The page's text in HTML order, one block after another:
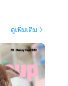
ดูเพิ่มเติม